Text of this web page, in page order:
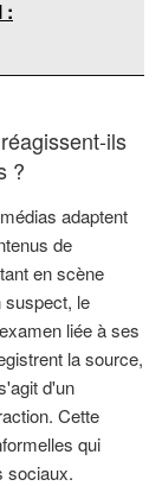
:
ils
?
adaptent
de
en scène
suspect, le
liée à ses
la source,
d'un
Cette
qui
sociaux.